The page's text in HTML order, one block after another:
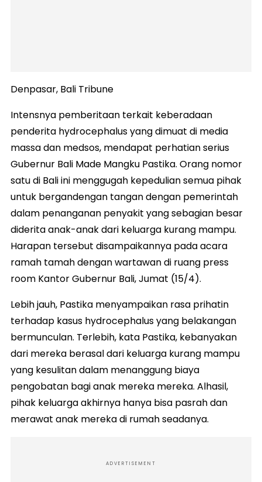
Denpasar, Bali Tribune
Intensnya pemberitaan terkait keberadaan
penderita hydrocephalus yang dimuat di media
massa dan medsos, mendapat perhatian serius
Gubernur Bali Made Mangku Pastika. Orang nomor
satu di Bali ini menggugah kepedulian semua pihak
untuk bergandengan tangan dengan pemerintah
dalam penanganan penyakit yang sebagian besar
diderita anak-anak dari keluarga kurang mampu.
Harapan tersebut disampaikannya pada acara
ramah tamah dengan wartawan di ruang press
room Kantor Gubernur Bali, Jumat (15/4).
Lebih jauh, Pastika menyampaikan rasa prihatin
terhadap kasus hydrocephalus yang belakangan
bermunculan. Terlebih, kata Pastika, kebanyakan
dari mereka berasal dari keluarga kurang mampu
yang kesulitan dalam menanggung biaya
pengobatan bagi anak mereka mereka. Alhasil,
pihak keluarga akhirnya hanya bisa pasrah dan
merawat anak mereka di rumah seadanya.
ADVERTISEMENT